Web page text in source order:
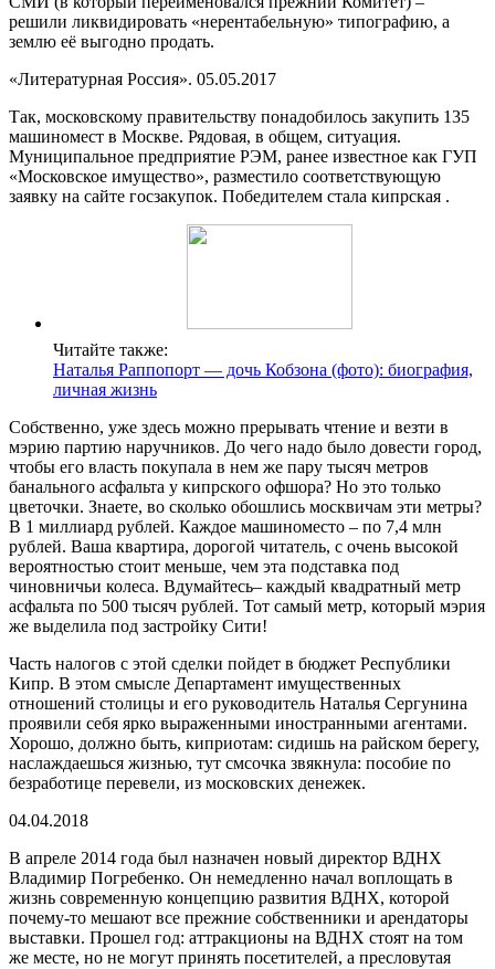
решили ликвидировать «нерентабельную» типографию, а
землю её выгодно продать.
«Литературная Россия». 05.05.2017
Так, московскому правительству понадобилось закупить 135
машиномест в Москве. Рядовая, в общем, ситуация.
Муниципальное предприятие РЭМ, ранее известное как ГУП
«Московское имущество», разместило соответствующую
заявку на сайте госзакупок. Победителем стала кипрская .
Читайте также:
Наталья Раппопорт — дочь Кобзона (фото): биография,
личная жизнь
Собственно, уже здесь можно прерывать чтение и везти в
мэрию партию наручников. До чего надо было довести город,
чтобы его власть покупала в нем же пару тысяч метров
банального асфальта у кипрского офшора? Но это только
цветочки. Знаете, во сколько обошлись москвичам эти метры?
В 1 миллиард рублей. Каждое машиноместо – по 7,4 млн
рублей. Ваша квартира, дорогой читатель, с очень высокой
вероятностью стоит меньше, чем эта подставка под
чиновничьи колеса. Вдумайтесь– каждый квадратный метр
асфальта по 500 тысяч рублей. Тот самый метр, который мэрия
же выделила под застройку Сити!
Часть налогов с этой сделки пойдет в бюджет Республики
Кипр. В этом смысле Департамент имущественных
отношений столицы и его руководитель Наталья Сергунина
проявили себя ярко выраженными иностранными агентами.
Хорошо, должно быть, киприотам: сидишь на райском берегу,
наслаждаешься жизнью, тут смсочка звякнула: пособие по
безработице перевели, из московских денежек.
04.04.2018
В апреле 2014 года был назначен новый директор ВДНХ
Владимир Погребенко. Он немедленно начал воплощать в
жизнь современную концепцию развития ВДНХ, которой
почему-то мешают все прежние собственники и арендаторы
выставки. Прошел год: аттракционы на ВДНХ стоят на том
же месте, но не могут принять посетителей, а пресловутая